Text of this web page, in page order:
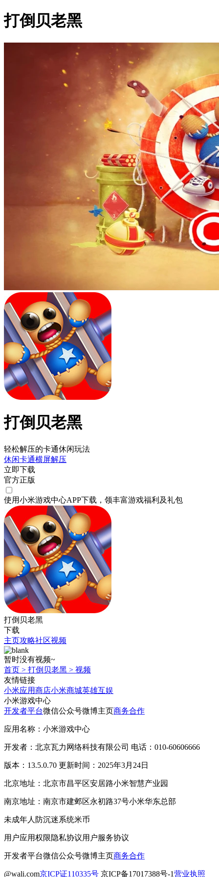
打倒贝老黑
打倒贝老黑
轻松解压的卡通休闲玩法
休闲卡通横屏解压
立即下载
官方正版
使用小米游戏中心APP下载 ，领丰富游戏福利 及礼包
打倒贝老黑
下载
主页攻略社区视频
暂时没有视频~
首页 > 打倒贝老黑 > 视频
友情链接
小米应用商店小米商城英雄互娱
小米游戏中心
开发者平台微信公众号微博主页商务合作
应用名称：小米游戏中心
开发者：北京瓦力网络科技有限公司 电话：010-60606666
版本：13.5.0.70 更新时间：2025年3月24日
北京地址：北京市昌平区安居路小米智慧产业园
南京地址：南京市建邺区永初路37号小米华东总部
未成年人防沉迷系统米币
用户应用权限隐私协议用户服务协议
开发者平台微信公众号微博主页商务合作
@wali.com京ICP证110335号 京ICP备17017388号-1营业执照